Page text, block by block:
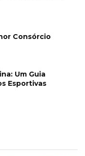
Consórcio
Um Guia
Esportivas